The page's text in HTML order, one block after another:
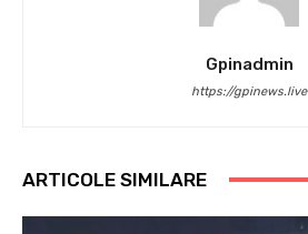
Gpinadmin
https://gpinews.live
ARTICOLE SIMILARE